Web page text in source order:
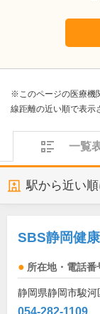
※このページの医療機
線距離の近い順で表示
一覧
駅から近い
SBS静岡健
所在地・電話番
静岡県静岡市駿河
054-282-1109